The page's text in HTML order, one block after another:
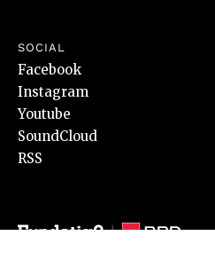
SOCIAL
Facebook
Instagram
Youtube
SoundCloud
RSS